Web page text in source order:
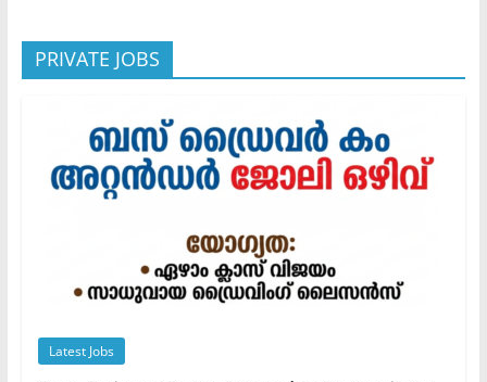
PRIVATE JOBS
Latest Jobs